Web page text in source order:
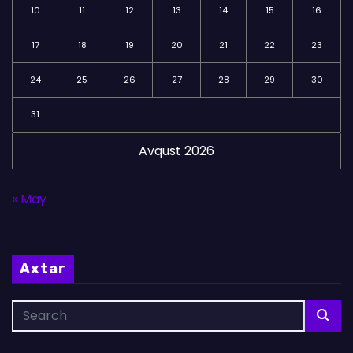
Avqust 2026
10 11 12 13 14 15 16
17 18 19 20 21 22 23
24 25 26 27 28 29 30
31
« May
Axtar